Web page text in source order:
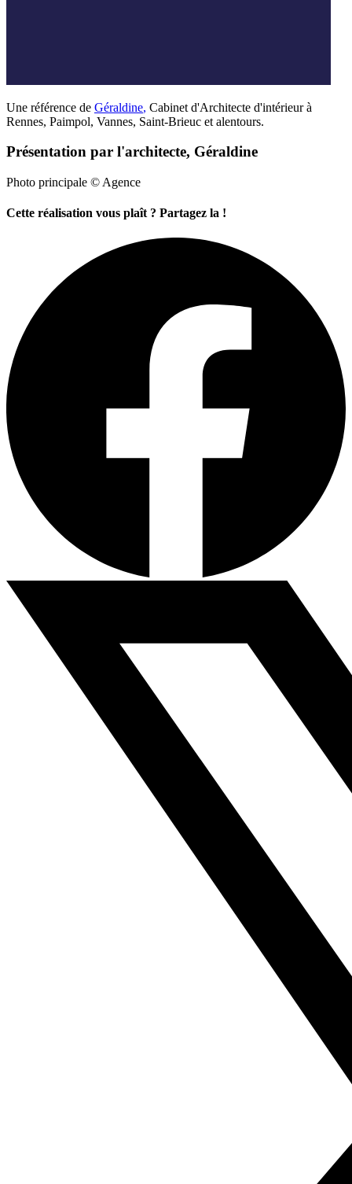
Une référence de Géraldine, Cabinet d'Architecte d'intérieur à
Rennes, Paimpol, Vannes, Saint-Brieuc et alentours.
Présentation par l'architecte, Géraldine
Photo principale © Agence
Cette réalisation vous plaît ? Partagez la !